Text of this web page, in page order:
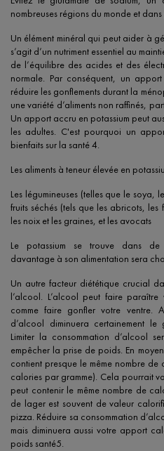
nombreuses régions du monde et
Un élément minéral qui peut aider à
s’agit d’un nutriment essentiel au
de l’équilibre des acides et des
normale. Par conséquent, un
réduire les gonflements durant la
une variété d’aliments non raffinés,
Un apport accru en potassium peut
les adultes. C'est pourquoi un
bienfaits sur la santé 4.
Les aliments à teneur élevée en
Les légumineuses (telles que le soya,
fruits séchés (tels que les abricots, les
les noix et les graines, et les avocats
Le potassium se trouve dans de
davantage à son alimentation sera
Un autre facteur diététique crucial
l’alcool. L’alcool peut faire
comme faire gonfler votre ventre.
d’alcool diminuera certainement le
Limiter la consommation d’alcool
empêcher la prise de poids. En
contient presque le même nombre
calories par gramme). Cela pourrait
peut contenir le même nombre de
de lager est souvent de valeur
pizza. Réduire sa consommation
mais diminuera aussi votre apport
poids santé5.